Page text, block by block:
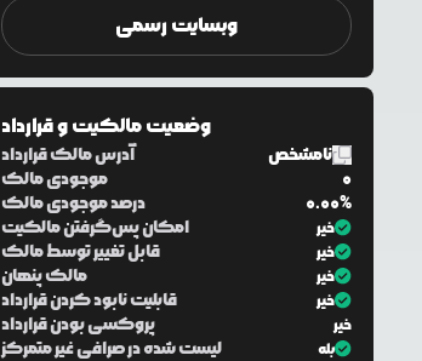
وبسایت رسمی
وضعیت مالکیت و قرارداد
آدرس مالک قرارداد
نامشخص
موجودی مالک
0
درصد موجودی مالک
0.00%
امکان پس‌گرفتن مالکیت
خیر
قابل تغییر توسط مالک خیر
مالک پنهان خیر
قابلیت نابود کردن قرارداد خیر
پروکسی بودن قرارداد خیر
لیست شده در صرافی غیر متمرکز بله